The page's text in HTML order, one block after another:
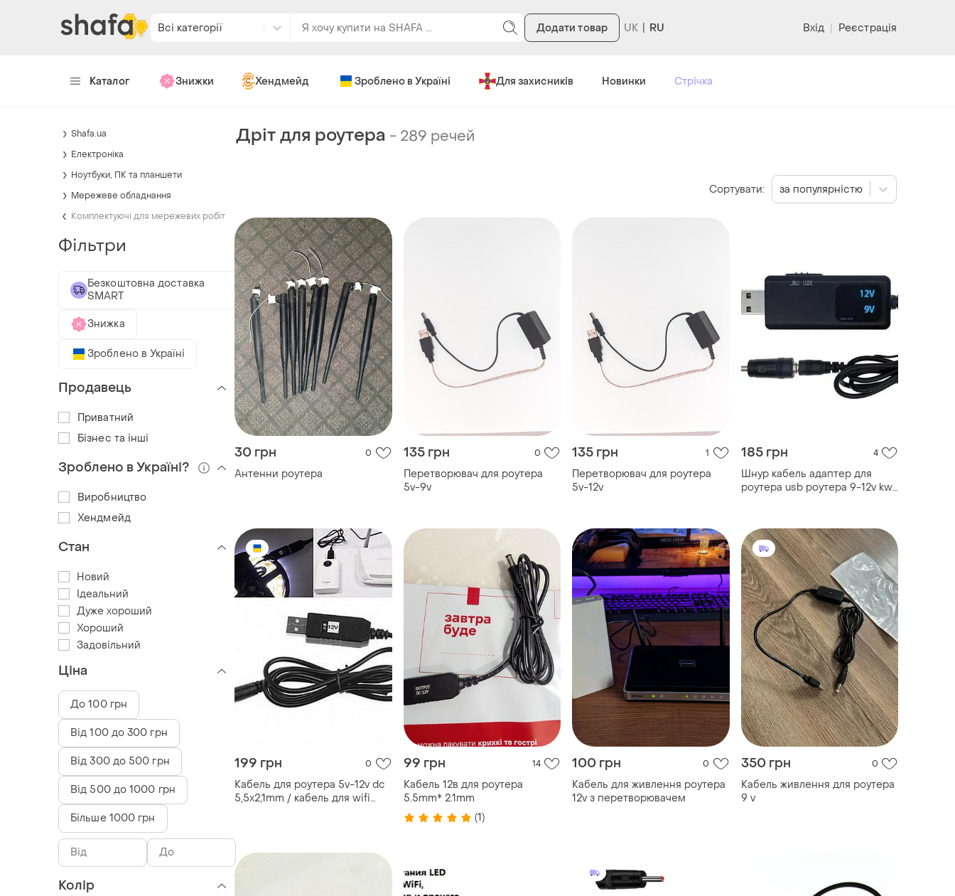
Всі категорії Додати товар RU Вхід | Реєстрація
Каталог Знижки Хендмейд Зроблено в Україні Для захисників Новинки Стрічка
Дріт для роутера - 289 речей
30 грн 0
Антенни роутера
135 грн 0
Перетворювач для роутера
5v-9v
135 грн 1
Перетворювач для роутера
5v-12v
185 грн 4
Шнур кабель адаптер для
роутера usb роутера 9-12v kws
199 грн 0
Кабель для роутера 5v-12v dc
5,5x2,1mm / кабель для wifi
99 грн 14
Кабель 12в для роутера
5.5mm* 2.1mm
(1)
100 грн 0
Кабель для живлення роутера
12v з перетворювачем
350 грн 0
Кабель живлення для роутера
9 v
Сортувати: за популярністю
Shafa.ua
Електроніка
Ноутбуки, ПК та планшети
Мережеве обладнання
Комплектуючі для мережевих робіт
Фільтри
Безкоштовна доставка
SMART
Знижка
Зроблено в Україні
Продавець
Приватний
Бізнес та інші
Зроблено в Україні?
Виробництво
Хендмейд
Стан
Новий
Ідеальний
Дуже хороший
Хороший
Задовільний
Ціна
До 100 грн
Від 100 до 300 грн
Від 300 до 500 грн
Від 500 до 1000 грн
Більше 1000 грн
Колір